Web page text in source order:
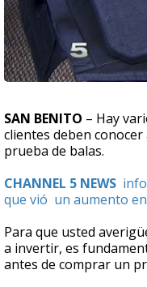
SAN BENITO – Hay
clientes deben
prueba de balas.
CHANNEL 5 NEWS
que vió un aumento
Para que usted
a invertir, es
antes de comprar un